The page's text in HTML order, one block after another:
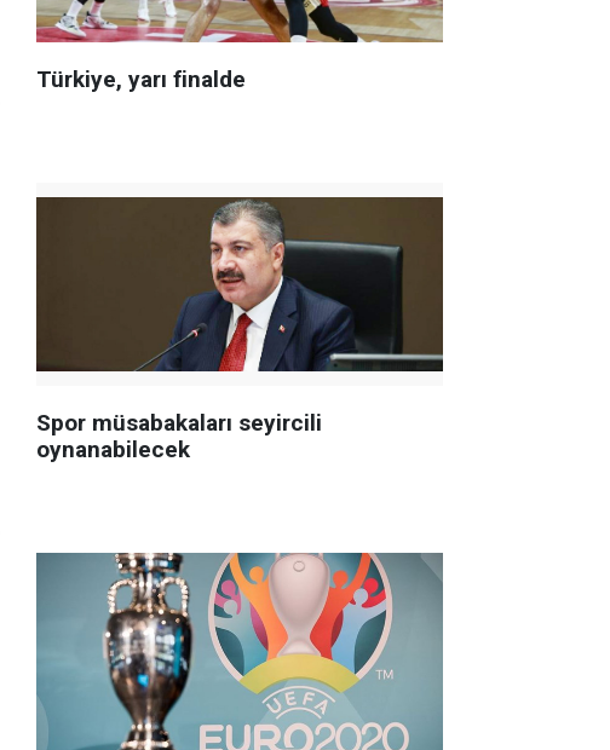
Türkiye, yarı finalde
Spor müsabakaları seyircili
oynanabilecek